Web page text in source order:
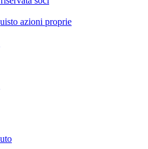
azioni proprie